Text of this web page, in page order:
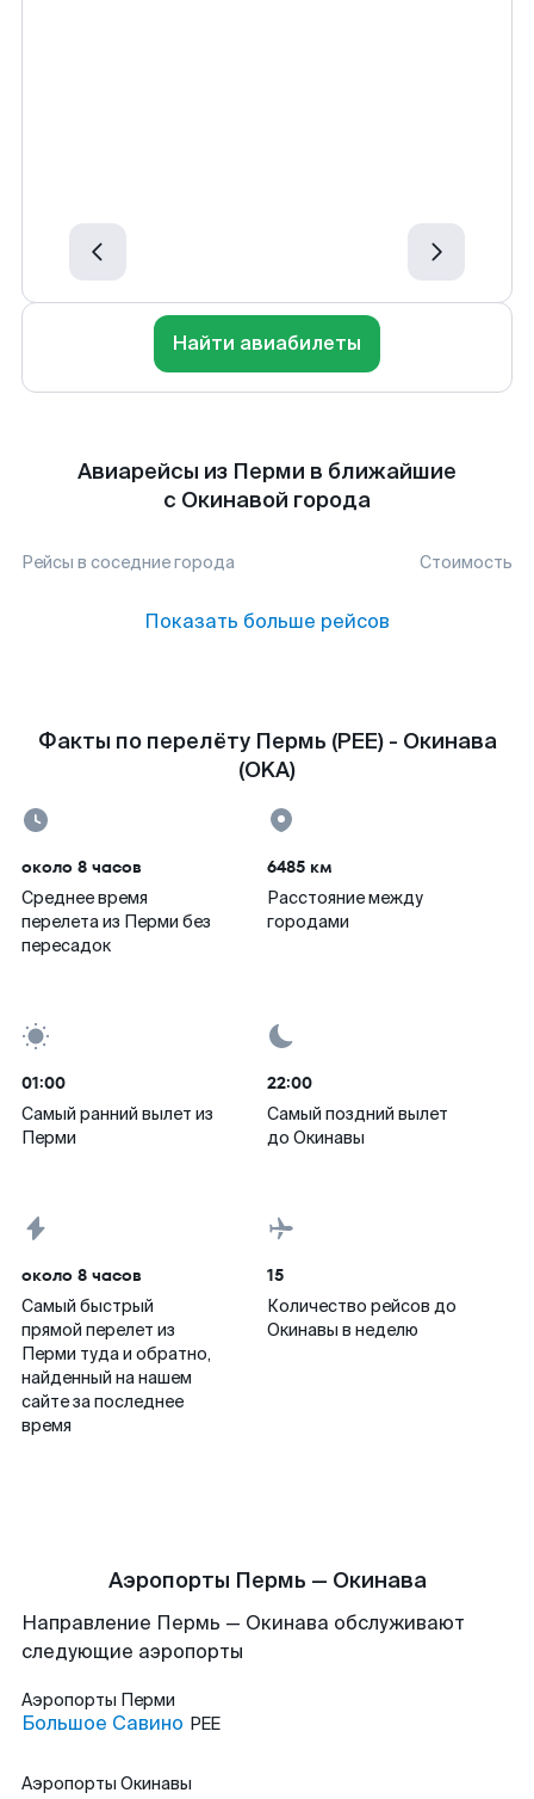
Найти авиабилеты
Авиарейсы из Перми в ближайшие
с Окинавой города
Рейсы в соседние города Стоимость
Показать больше рейсов
Факты по перелёту Пермь (PEE) - Окинава
(OKA)
около 8 часов
Среднее время
перелета из Перми без
пересадок
6485 км
Расстояние между
городами
01:00
Самый ранний вылет из
Перми
22:00
Самый поздний вылет
до Окинавы
около 8 часов
Самый быстрый
прямой перелет из
Перми туда и обратно,
найденный на нашем
сайте за последнее
время
15
Количество рейсов до
Окинавы в неделю
Аэропорты Пермь — Окинава
Направление Пермь — Окинава обслуживают
следующие аэропорты
Аэропорты Перми
Большое Савино PEE
Аэропорты Окинавы